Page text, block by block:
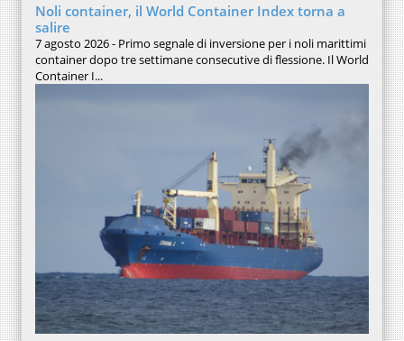
Noli container, il World Container Index torna a
salire
7 agosto 2026 - Primo segnale di inversione per i noli marittimi
container dopo tre settimane consecutive di flessione. Il World
Container I...